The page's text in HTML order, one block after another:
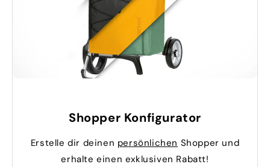
Shopper Konfigurator
Erstelle dir deinen persönlichen Shopper und
erhalte einen exklusiven Rabatt!